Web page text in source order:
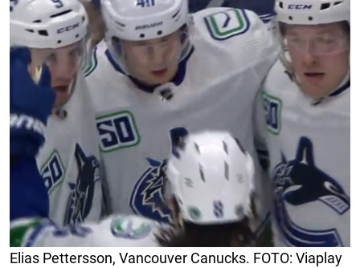
Elias Pettersson, Vancouver Canucks. FOTO: Viaplay